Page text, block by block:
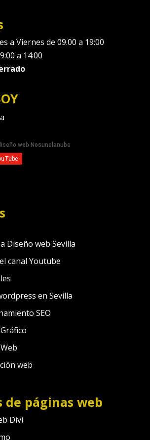
a Viernes de 09.00 a 19:00
a 14:00
Diseño web Sevilla
canal Youtube
en Sevilla
SEO
web
de páginas web
Divi